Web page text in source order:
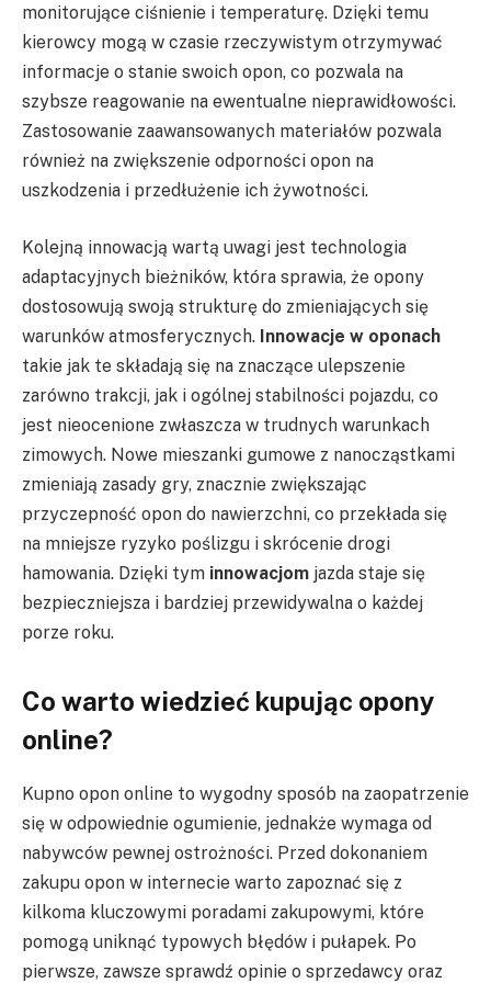
monitorujące ciśnienie i temperaturę. Dzięki temu
kierowcy mogą w czasie rzeczywistym otrzymywać
informacje o stanie swoich opon, co pozwala na
szybsze reagowanie na ewentualne nieprawidłowości.
Zastosowanie zaawansowanych materiałów pozwala
również na zwiększenie odporności opon na
uszkodzenia i przedłużenie ich żywotności.
Kolejną innowacją wartą uwagi jest technologia
adaptacyjnych bieżników, która sprawia, że opony
dostosowują swoją strukturę do zmieniających się
warunków atmosferycznych. Innowacje w oponach
takie jak te składają się na znaczące ulepszenie
zarówno trakcji, jak i ogólnej stabilności pojazdu, co
jest nieocenione zwłaszcza w trudnych warunkach
zimowych. Nowe mieszanki gumowe z nanocząstkami
zmieniają zasady gry, znacznie zwiększając
przyczepność opon do nawierzchni, co przekłada się
na mniejsze ryzyko poślizgu i skrócenie drogi
hamowania. Dzięki tym innowacjom jazda staje się
bezpieczniejsza i bardziej przewidywalna o każdej
porze roku.
Co warto wiedzieć kupując opony
online?
Kupno opon online to wygodny sposób na zaopatrzenie
się w odpowiednie ogumienie, jednakże wymaga od
nabywców pewnej ostrożności. Przed dokonaniem
zakupu opon w internecie warto zapoznać się z
kilkoma kluczowymi poradami zakupowymi, które
pomogą uniknąć typowych błędów i pułapek. Po
pierwsze, zawsze sprawdź opinie o sprzedawcy oraz